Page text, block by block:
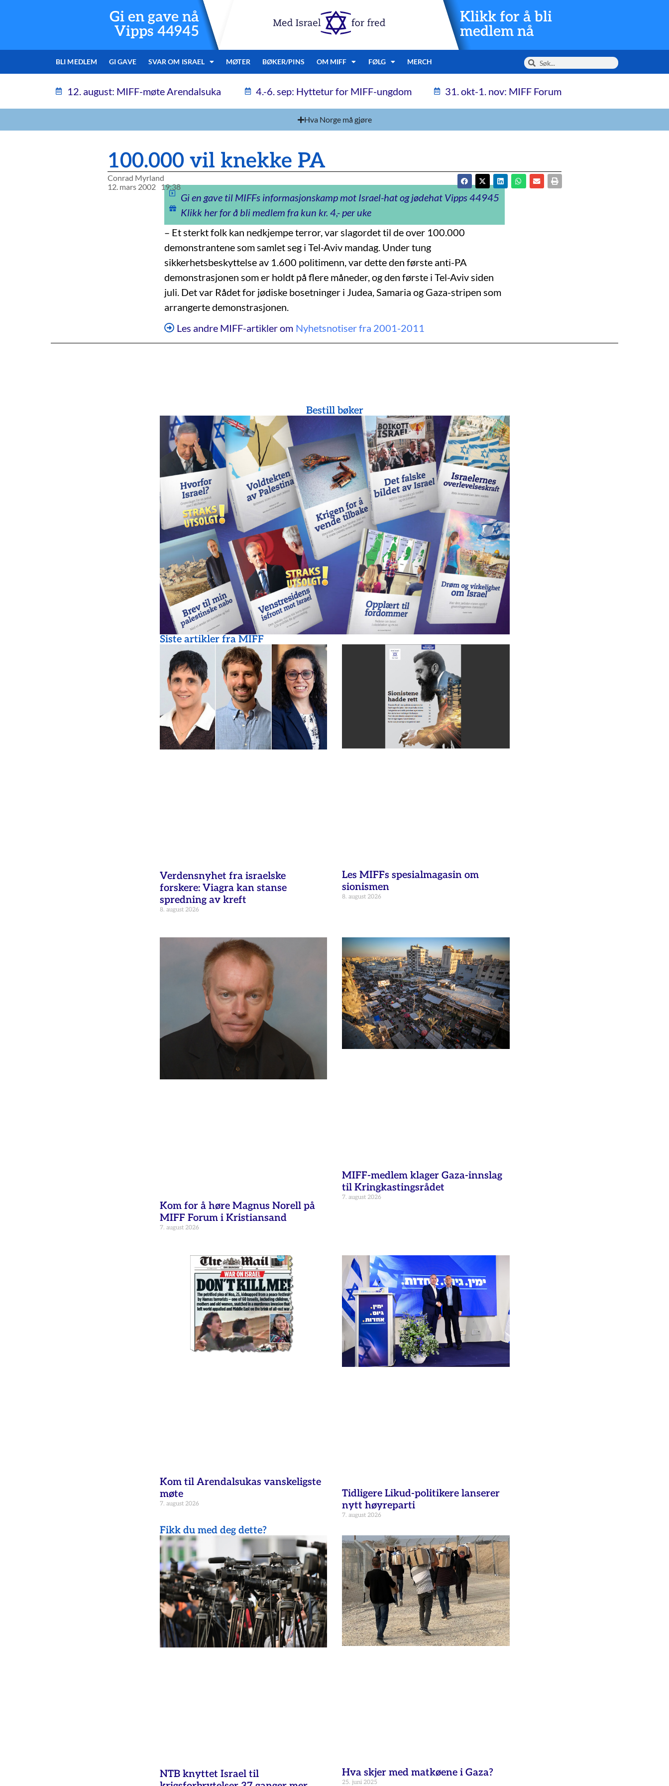
Gi en gave nå
Vipps 44945
Klikk for å bli
medlem nå
BLI MEDLEM GI GAVE SVAR OM ISRAEL MØTER BØKER/PINS OM MIFF FØLG MERCH
12. august: MIFF-møte Arendalsuka 4.-6. sep: Hyttetur for MIFF-ungdom 31. okt-1. nov: MIFF Forum
Hva Norge må gjøre
100.000 vil knekke PA
Conrad Myrland
12. mars 2002
19:38
Gi en gave til MIFFs informasjonskamp mot Israel-hat og jødehat Vipps 44945
Klikk her for å bli medlem fra kun kr. 4,- per uke
– Et sterkt folk kan nedkjempe terror, var slagordet til de over 100.000
demonstrantene som samlet seg i Tel-Aviv mandag. Under tung
sikkerhetsbeskyttelse av 1.600 politimenn, var dette den første anti-PA
demonstrasjonen som er holdt på flere måneder, og den første i Tel-Aviv siden
juli. Det var Rådet for jødiske bosetninger i Judea, Samaria og Gaza-stripen som
arrangerte demonstrasjonen.
Les andre MIFF-artikler om Nyhetsnotiser fra 2001-2011
Bestill bøker
Siste artikler fra MIFF
Verdensnyhet fra israelske
forskere: Viagra kan stanse
spredning av kreft
8. august 2026
Les MIFFs spesialmagasin om
sionismen
8. august 2026
Kom for å høre Magnus Norell på
MIFF Forum i Kristiansand
7. august 2026
MIFF-medlem klager Gaza-innslag
til Kringkastingsrådet
7. august 2026
Kom til Arendalsukas vanskeligste
møte
7. august 2026
Tidligere Likud-politikere lanserer
nytt høyreparti
7. august 2026
Fikk du med deg dette?
NTB knyttet Israel til
Hva skjer med matkøene i Gaza?
25. juni 2025